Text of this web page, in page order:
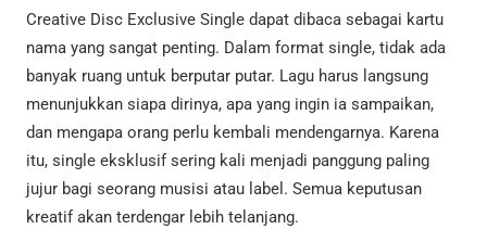
Creative Disc Exclusive Single dapat dibaca sebagai kartu
nama yang sangat penting. Dalam format single, tidak ada
banyak ruang untuk berputar putar. Lagu harus langsung
menunjukkan siapa dirinya, apa yang ingin ia sampaikan,
dan mengapa orang perlu kembali mendengarnya. Karena
itu, single eksklusif sering kali menjadi panggung paling
jujur bagi seorang musisi atau label. Semua keputusan
kreatif akan terdengar lebih telanjang.